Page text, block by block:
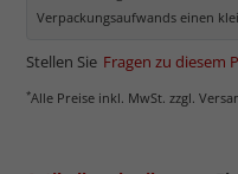
Verpackungsaufwands einen
Stellen Sie Fragen zu diesem
*Alle Preise inkl. MwSt. zzgl.